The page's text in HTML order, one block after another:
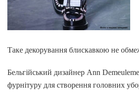
Таке декорування блискавкою не
Бельгійський дизайнер Ann
фурнітуру для створення головних